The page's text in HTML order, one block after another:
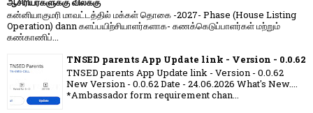
கன்னியாகுமரி மாவட்டத்தில் மக்கள் தொகை -2027- Phase (House Listing
Operation) dann களப்பயிற்சியாளர்களாக- கணக்கெடுப்பாளர்கள் மற்றும்
கண்காணிப்...
TNSED parents App Update link - Version - 0.0.62
TNSED parents App Update link - Version - 0.0.62
New Version - 0.0.62 Date - 24.06.2026 What's New....
*Ambassador form requirement chan...